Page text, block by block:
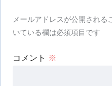
メールアドレスが公開される
いている欄は必須項目です
コメント ※